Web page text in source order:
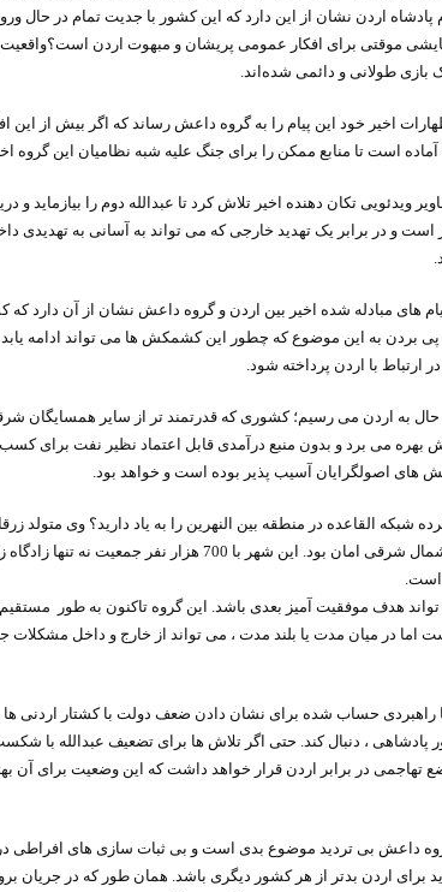
راه‌اندازی کامل منطقه آزاد اردبیل-بیله‌سوار و منطقه ویژه
کشف ۱۱ قبضه سلاح کلت کمری توسط مرزبانان هنگ مرزی ارومیه
مرز چیلات
پادشاه اردن نشان از این دارد که این کشور با جدیت تمام در حال
موقتی برای افکار عمومی پریشان و مبهوت اردن است؟
طولانی و دائمی شده‌اند.
اخیر خود این پیام را به گروه داعش رساند که اگر بیش از این
است تا منابع ممکن را برای جنگ علیه شبه نظامیان این گروه
ویدئویی تکان دهنده اخیر تلاش کرد تا عبدالله دوم را بیازماید و
است و در برابر یک تهدید خارجی که می تواند به آسانی به تهدیدی
پیام های مبادله شده اخیر بین اردن و گروه داعش نشان از آن دارد
بردن به این موضوع که چطور این کشمکش ها می تواند ادامه یابد ،
ارتباط با اردن پرداخته شود.
به اردن می رسیم؛ کشوری که قدرتمند تر از سایر همسایگان
می برد و بدون منبع درآمدی قابل اعتماد نظیر نفت برای
های اصولگرایان آسیب پذیر بوده است و خواهد بود.
شبکه القاعده در منطقه بین النهرین را به یاد دارید؟ وی متولد
اردن در فاصله 15 مایلی از شمال شرقی امان بود. این شهر با 700 هزار نفر
است.
هدف موفقیت آمیز بعدی باشد. این گروه تاکنون به طور
اما در میان مدت یا بلند مدت ، می تواند از خارج و داخل مشکلات
راهبردی حساب شده برای نشان دادن ضعف دولت با کشتار اردنی ها
پادشاهی ، دنبال کند. حتی اگر تلاش ها برای تضعیف عبدالله با
تهاجمی در برابر اردن قرار خواهد داشت که این وضعیت برای آن
داعش بی تردید موضوع بدی است و بی ثبات سازی های افراطی
برای اردن بدتر از هر کشور دیگری باشد. همان طور که در جریان